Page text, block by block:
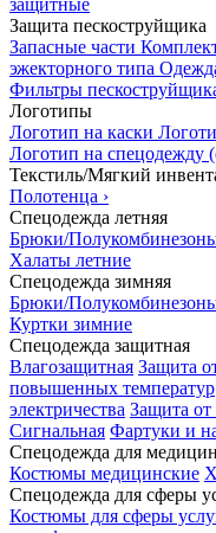
защитные
Защита пескоструйщика
Запасные части
эжекторного типа
Фильтры
Логотипы
Логотип на каски
Логотип на спецодежду
Текстиль/Мягкий
Полотенца ›
Спецодежда летняя
Брюки/
Халаты летние
Спецодежда зимняя
Брюки/
Куртки зимние
Спецодежда защитная
Влагозащитная Защита
повышенных температур
электричества Защита от
Сигнальная Фартуки и
Спецодежда для
Костюмы медицинские
Спецодежда для сферы
Костюмы для сферы